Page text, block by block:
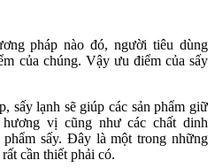
pháp nào đó, người tiêu dùng
của chúng. Vậy ưu điểm của sấy
sấy lạnh sẽ giúp các sản phẩm giữ
hương vị cũng như các chất dinh
phẩm sấy. Đây là một trong những
cần thiết phải có.